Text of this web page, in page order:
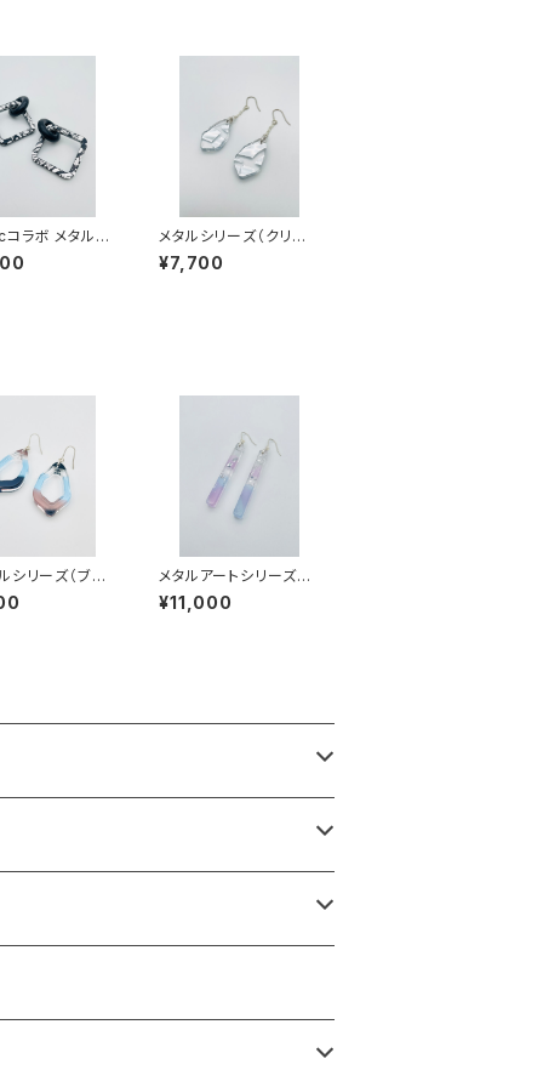
ラボ メタルシ
ブラック系）AM
メタルシリーズ（クリア
系）MC-SS23004
¥7,700
シリーズ（ブル
MM25001
メタルアートシリーズ
（シャーベット系）MS-S
S26001
¥11,000